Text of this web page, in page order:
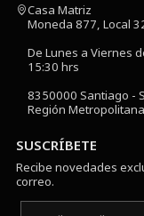
Casa Matriz
Moneda 877, Local
De Lunes a Viernes
15:30 hrs
8350000 Santiago -
Región
SUSCRÍBETE
Recibe novedades
correo.